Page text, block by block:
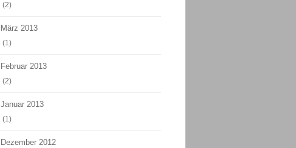
(2)
März 2013
(1)
Februar 2013
(2)
Januar 2013
(1)
Dezember 2012